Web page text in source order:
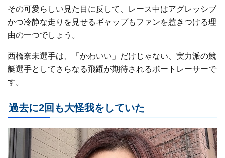
その可愛らしい見た目に反して、レース中はアグレッシブ
かつ冷静な走りを見せるギャップもファンを惹きつける理
由の一つでしょう。
西橋奈未選手は、「かわいい」だけじゃない、実力派の競
艇選手としてさらなる飛躍が期待されるボートレーサーで
す。
過去に2回も大怪我をしていた